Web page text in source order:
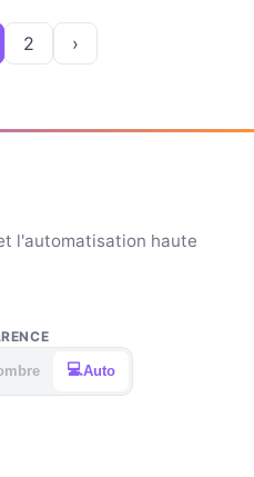
2 ›
l'automatisation haute
💻Auto